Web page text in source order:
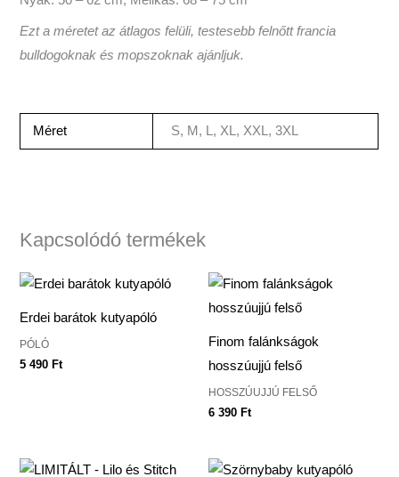
Ezt a méretet az átlagos felüli, testesebb felnőtt francia
bulldogoknak és mopszoknak ajánljuk.
Méret S, M, L, XL, XXL, 3XL
Kapcsolódó termékek
Erdei barátok kutyapóló
PÓLÓ
5 490 Ft
Finom falánkságok
hosszúujjú felső
HOSSZÚUJJÚ FELSŐ
6 390 Ft